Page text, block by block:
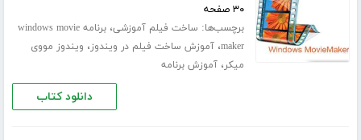
۳۰ صفحه
برچسب‌ها: ساخت فیلم آموزشی،
برنامه windows movie
maker،آموزش ساخت فیلم در ویندوز، ویندوز مووی
میکر،آموزش برنامه
دانلود کتاب